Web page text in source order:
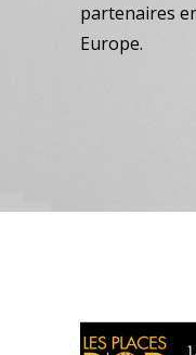
partenaires
Europe.